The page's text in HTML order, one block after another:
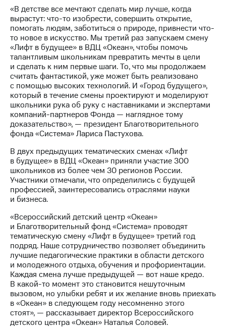
облигаций
Другое
Регистратор
Реквизиты
Контакты
развитие
деловая этика
На главную
«В детстве все мечтают сделать мир лучше, когда
вырастут: что-то изобрести, совершить открытие,
помогать людям, заботиться о природе, привнести что-
то новое в искусство. Мы третий раз запускаем смену
«Лифт в будущее» в ВДЦ «Океан», чтобы помочь
талантливым школьникам превратить мечты в цели
и сделать к ним первые шаги. То, что мы продолжаем
считать фантастикой, уже может быть реализовано
с помощью высоких технологий. И «Город будущего»,
который в течение смены проектируют и моделируют
школьники рука об руку с наставниками и экспертами
компаний-партнеров Фонда — наглядное тому
доказательство», — президент Благотворительного
фонда «Система» Лариса Пастухова.
В двух предыдущих тематических сменах «Лифт
в будущее» в ВДЦ «Океан» приняли участие 300
школьников из более чем 30 регионов России.
Участники отмечали, что определились с будущей
профессией, заинтересовались отраслями науки
и бизнеса.
«Всероссийский детский центр «Океан»
и Благотворительный фонд «Система» проводят
тематическую смену «Лифт в будущее» третий год
подряд. Наше сотрудничество позволяет объединить
лучшие педагогические практики в области детского
и молодежного отдыха, обучения и профориентации.
Каждая смена лучше предыдущей — вот наше кредо.
В какой-то момент это становится нешуточным
вызовом, но улыбки ребят и их желание вновь приехать
в «Океан» в следующем году несомненно этого
стоят», — рассказывает директор Всероссийского
детского центра «Океан» Наталья Соловей.